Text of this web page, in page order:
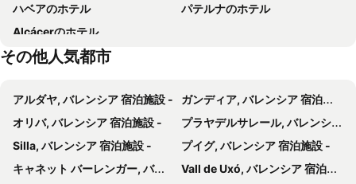
Meliá Plaza
NH シウダッド デ バレンシア
コージー ルームズ ボルセリア
Mon Suites San Martín
Only YOU Hotel Valencia
Room Mate Oliveira – City Centre, Valencia
Grand Hotel Centenari, Valencia, Autograph Collection
easyHotel Valencia Ciutat Vella
ホテル ディマル
Sol Playa
INNSiDE by Melia Valencia Oceanic
Valencia Bus Turistic
ミゲレテの塔
Plaça de Manises
Borbotó
La Petxina
Feria Valencia
Marenyet
ハベアのホテル
パテルナのホテル
Alcácerのホテル
その他人気都市
アルダヤ, バレンシア 宿泊施設 -
ガンディア, バレンシア 宿泊施設 -
オリバ, バレンシア 宿泊施設 -
プラヤデルサレール, バレンシア 宿泊施設 -
Silla, バレンシア 宿泊施設 -
プイグ, バレンシア 宿泊施設 -
キャネット バーレンガー, バレンシア 宿泊施設 -
Vall de Uxó, バレンシア 宿泊施設 -